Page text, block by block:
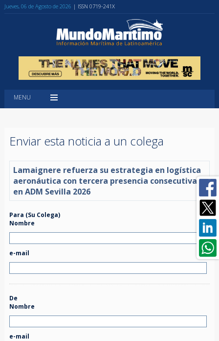
Jueves, 06 de Agosto de 2026 | ISSN 0719-241X
MENU
Enviar esta noticia a un colega
Lamaignere refuerza su estrategia en logística
aeronáutica con tercera presencia consecutiva
en ADM Sevilla 2026
Para (Su Colega)
Nombre
e-mail
De
Nombre
e-mail